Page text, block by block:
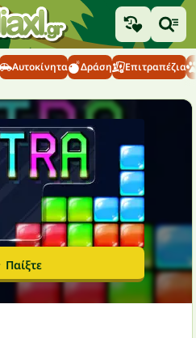
Αυτοκίνητα Δράση Επιτραπέζια
Παίξτε